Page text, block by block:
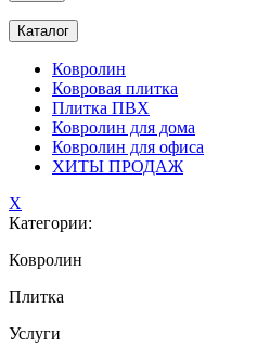
Каталог
Ковролин
Ковровая плитка
Плитка ПВХ
Ковролин для дома
Ковролин для офиса
ХИТЫ ПРОДАЖ
X
Категории:
Ковролин
Плитка
Услуги